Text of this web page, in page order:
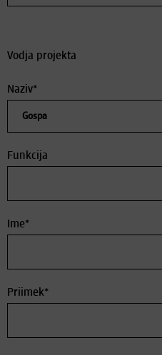
Vodja projekta
Naziv*
Funkcija
Ime*
Priimek*